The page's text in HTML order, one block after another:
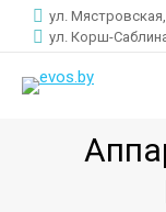
ул.
ул. Корш-